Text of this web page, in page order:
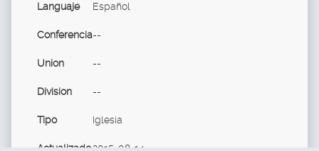
Languaje
Español
Conferencia--
Union --
Division --
Tipo Iglesia
Actualizado2015-08-14